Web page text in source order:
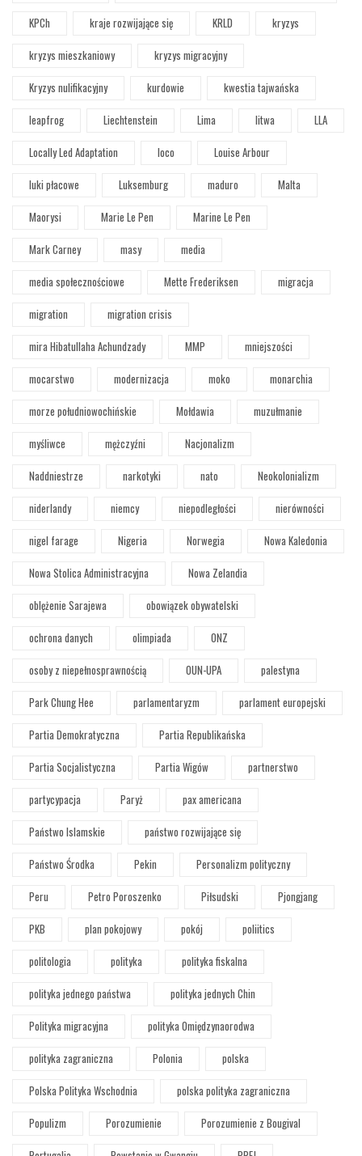
KPCh
kraje rozwijające się KRLD
kryzys
kryzys mieszkaniowy
kryzys migracyjny
Kryzys nulifikacyjny
kurdowie
kwestia tajwańska
leapfrog
Liechtenstein Lima litwa
LLA
Locally Led Adaptation
loco
Louise Arbour
luki płacowe
Luksemburg maduro
Malta
Maorysi
Marie Le Pen
Marine Le Pen
Mark Carney
masy
media
media społecznościowe
Mette Frederiksen
migracja
migration
migration crisis
mira Hibatullaha Achundzady
MMP
mniejszości
mocarstwo
modernizacja moko
monarchia
morze południowochińskie
Mołdawia
muzułmanie
myśliwce
mężczyźni
Nacjonalizm
Naddniestrze
narkotyki nato
Neokolonializm
niderlandy
niemcy niepodległości
nierówności
nigel farage
Nigeria Norwegia
Nowa Kaledonia
Nowa Stolica Administracyjna
Nowa Zelandia
oblężenie Sarajewa
obowiązek obywatelski
ochrona danych
olimpiada
ONZ
osoby z niepełnosprawnością
OUN-UPA
palestyna
Park Chung Hee
parlamentaryzm
parlament europejski
Partia Demokratyczna
Partia Republikańska
Partia Socjalistyczna
Partia Wigów
partnerstwo
partycypacja
Paryż
pax americana
Państwo Islamskie
państwo rozwijające się
Państwo Środka
Pekin
Personalizm polityczny
Peru
Petro Poroszenko Piłsudski
Pjongjang
PKB
plan pokojowy pokój
poliitics
politologia
polityka
polityka fiskalna
polityka jednego państwa
polityka jednych Chin
Polityka migracyjna
polityka Omiędzynaorodwa
polityka zagraniczna
Polonia
polska
Polska Polityka Wschodnia
polska polityka zagraniczna
Populizm
Porozumienie
Porozumienie z Bougival